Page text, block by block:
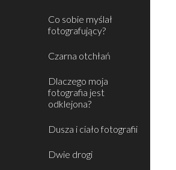
Co sobie myślał
fotografujący?
Czarna otchłań
Dlaczego moja
fotografia jest
odklejona?
Dusza i ciało fotografii
Dwie drogi